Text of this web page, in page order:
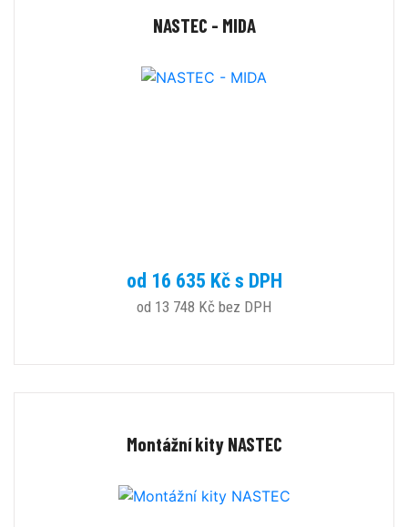
NASTEC - MIDA
od 16 635 Kč s DPH
od 13 748 Kč bez DPH
Montážní kity NASTEC